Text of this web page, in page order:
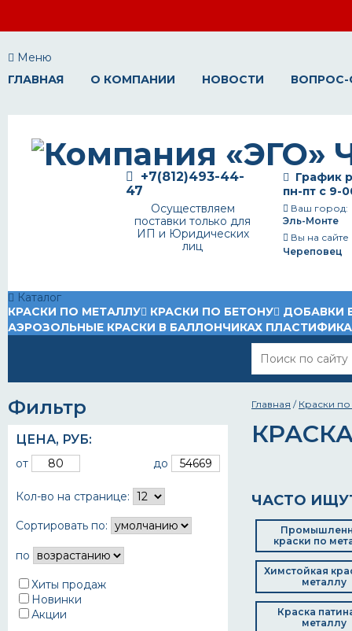
Меню
ГЛАВНАЯ
О КОМПАНИИ НОВОСТИ ВОПРОС-
График
пн-пт с 9-
Ваш город:
Эль-Монте
Вы на
Череповец
+7(812)493-44-
47
Осуществляем
поставки только для
ИП и Юридических
лиц
Каталог
КРАСКИ ПО МЕТАЛЛУ
КРАСКИ ПО БЕТОНУ
ДОБАВКИ
АЭРОЗОЛЬНЫЕ КРАСКИ В БАЛЛОНЧИКАХ
Фильтр
ЦЕНА, РУБ:
от до
Кол-во на странице:
Сортировать по:
по
Хиты продаж
Новинки
Акции
Главная / Краски
ЧАСТО
краски по
Химстойкая
металлу
Краска
металлу